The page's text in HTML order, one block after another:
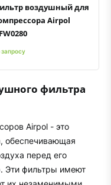
воздушный для
Airpol
запросу
фильтра
Airpol - это
обеспечивающая
перед его
Эти фильтры имеют